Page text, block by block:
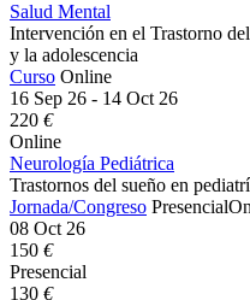
Salud Mental
Intervención en el Trastorno
y la adolescencia​​​​
Curso Online
16 Sep 26 - 14 Oct 26
220 €
Online
Neurología Pediátrica
Trastornos del sueño en
Jornada/Congreso Presencial
08 Oct 26
150 €
Presencial
130 €